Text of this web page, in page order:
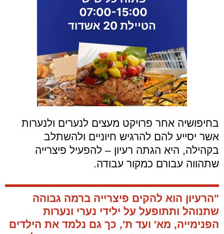
בחיפושיה אחר פרויקט מעצים לנערים ולנערות
אשר יסייע להם להרגיש חיוניים ולהשתלב
בקהילה, היא הגתה רעיון – להפעיל פיצרייה
שתהווה עבורם כמקור עבודה.
"הרעיון הוא להקים פיצרייה ברמה גבוהה
שתנוהל ותתופעל על ילידי נערי ונערות
הפנימייה, מא' ועד ת', כך גם נלמד את הילדים